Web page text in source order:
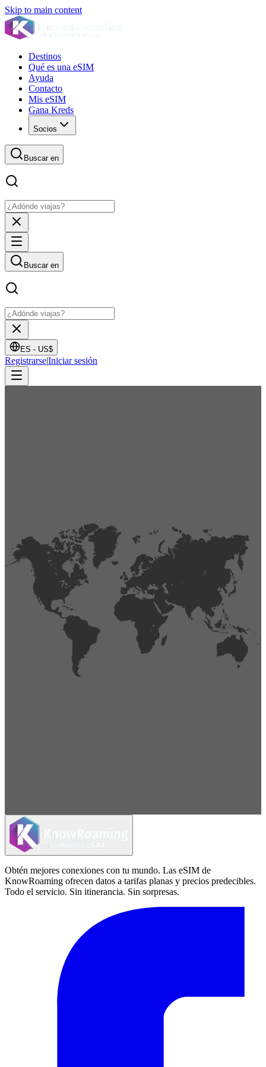
Skip to main content
Destinos
Qué es una eSIM
Ayuda
Contacto
Mis eSIM
Gana Kreds
Socios
Buscar en
Buscar en
ES - US$
Registrarse|Iniciar sesión
404Página no encontrada,
La página que buscas no existe o se ha cambiado de lugar.
Comprueba la URL e inténtalo de nuevo.
Ir a la página de inicio
Obtener soporte técnico
Obtén mejores conexiones con tu mundo. Las eSIM de
KnowRoaming ofrecen datos a tarifas planas y precios predecibles.
Todo el servicio. Sin itinerancia. Sin sorpresas.